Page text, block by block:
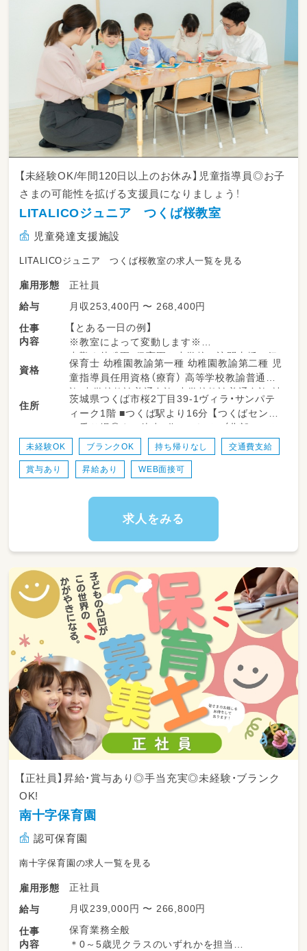
【未経験OK/年間120日以上のお休み】児童指導員◎お子
さまの可能性を拡げる支援員になりましょう！
LITALICOジュニア つくば桜教室
児童発達支援施設
LITALICOジュニア つくば桜教室の求人一覧を見る
雇用形態
正社員
給与
月収253,400円 〜 268,400円
仕事
内容
【とある一日の例】
※教室によって変動します※
出勤｜幼稚園・保育園や小学校に訪問支援に行
ってから教室に出勤することもあります。
↓
指導準備｜個別支援計画に沿って指導の準備を
します。プリントやカードの他、おもちゃやタ
個別支援計画の作成｜お子さまひとり一人に6
か月間の個別支援計画を作成しています。
お昼｜休憩・ランチタイムです。
実施します。
導では1時間半～3時間の指導をします。
↓
終礼｜スタッフ間でお子さま保護者さまの情報
共有や翌日の準備をします。
↓
退勤｜本日もお疲れさまでした！
資格
保育士 幼稚園教諭第一種 幼稚園教諭第二種 児
童指導員任用資格（療育） 高等学校教諭普通免
許 中学校教諭普通免許 小学校教諭普通免許 社
会福祉士 言語聴覚士 作業療法士 理学療法士
心理士 精神保健福祉士
住所
茨城県つくば市桜2丁目39-1ヴィラ・サンパテ
ィーク1階 ■つくば駅より16分 【つくばセンタ
ー乗り場③まで徒歩2分、つくバス（北部シャト
ル）所要時間6分「テクノパーク桜入口」下車徒
歩8分】
未経験OK ブランクOK 持ち帰りなし 交通費支給
賞与あり 昇給あり WEB面接可
求人をみる
【正社員】昇給・賞与あり◎手当充実◎未経験・ブランク
OK!
南十字保育園
認可保育園
南十字保育園の求人一覧を見る
雇用形態
正社員
給与
月収239,000円 〜 266,800円
仕事
内容
保育業務全般
＊0～5歳児クラスのいずれかを担当